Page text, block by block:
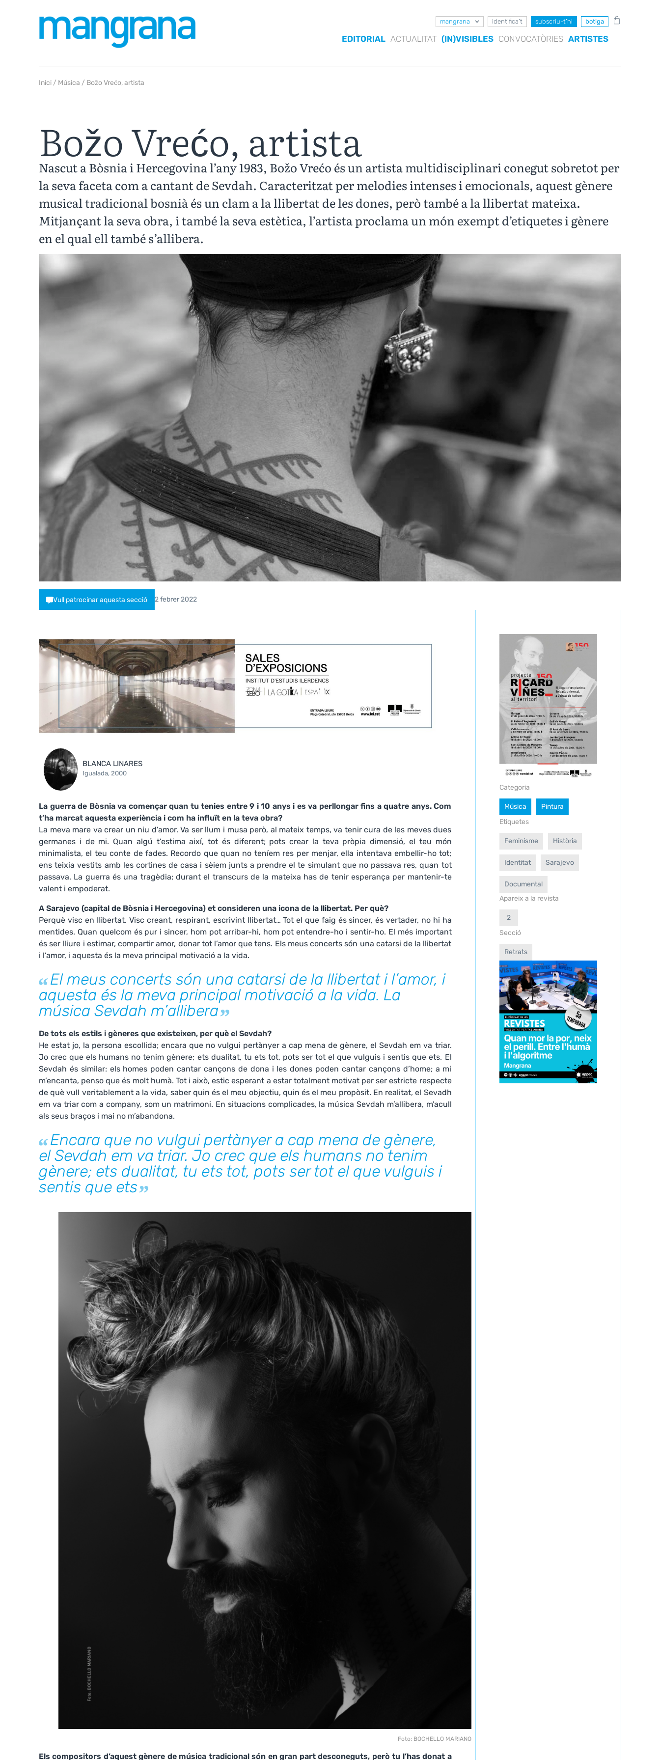
mangrana identifica’t subscriu-t’hi botiga
EDITORIAL ACTUALITAT (IN)VISIBLES CONVOCATÒRIES ARTISTES
Inici / Música / Božo Vrećo, artista
Božo Vrećo, artista
Nascut a Bòsnia i Hercegovina l’any 1983, Božo Vrećo és un artista multidisciplinari conegut sobretot per
la seva faceta com a cantant de Sevdah. Caracteritzat per melodies intenses i emocionals, aquest gènere
musical tradicional bosnià és un clam a la llibertat de les dones, però també a la llibertat mateixa.
Mitjançant la seva obra, i també la seva estètica, l’artista proclama un món exempt d’etiquetes i gènere
en el qual ell també s’allibera.
Vull patrocinar aquesta secció 2 febrer 2022
BLANCA LINARES
Igualada, 2000
La guerra de Bòsnia va començar quan tu tenies entre 9 i 10 anys i es va perllongar fins a quatre anys. Com
t’ha marcat aquesta experiència i com ha influït en la teva obra?
La meva mare va crear un niu d’amor. Va ser llum i musa però, al mateix temps, va tenir cura de les meves dues
germanes i de mi. Quan algú t’estima així, tot és diferent; pots crear la teva pròpia dimensió, el teu món
minimalista, el teu conte de fades. Recordo que quan no teníem res per menjar, ella intentava embellir-ho tot;
ens teixia vestits amb les cortines de casa i sèiem junts a prendre el te simulant que no passava res, quan tot
passava. La guerra és una tragèdia; durant el transcurs de la mateixa has de tenir esperança per mantenir-te
valent i empoderat.
A Sarajevo (capital de Bòsnia i Hercegovina) et consideren una icona de la llibertat. Per què?
Perquè visc en llibertat. Visc creant, respirant, escrivint llibertat… Tot el que faig és sincer, és vertader, no hi ha
mentides. Quan quelcom és pur i sincer, hom pot arribar-hi, hom pot entendre-ho i sentir-ho. El més important
és ser lliure i estimar, compartir amor, donar tot l’amor que tens. Els meus concerts són una catarsi de la llibertat
i l’amor, i aquesta és la meva principal motivació a la vida.
El meus concerts són una catarsi de la llibertat i l’amor, i
aquesta és la meva principal motivació a la vida. La
música Sevdah m’allibera
De tots els estils i gèneres que existeixen, per què el Sevdah?
He estat jo, la persona escollida; encara que no vulgui pertànyer a cap mena de gènere, el Sevdah em va triar.
Jo crec que els humans no tenim gènere; ets dualitat, tu ets tot, pots ser tot el que vulguis i sentis que ets. El
Sevdah és similar: els homes poden cantar cançons de dona i les dones poden cantar cançons d’home; a mi
m’encanta, penso que és molt humà. Tot i això, estic esperant a estar totalment motivat per ser estricte respecte
de què vull veritablement a la vida, saber quin és el meu objectiu, quin és el meu propòsit. En realitat, el Sevadh
em va triar com a company, som un matrimoni. En situacions complicades, la música Sevdah m’allibera, m’acull
als seus braços i mai no m’abandona.
Encara que no vulgui pertànyer a cap mena de gènere,
el Sevdah em va triar. Jo crec que els humans no tenim
gènere; ets dualitat, tu ets tot, pots ser tot el que vulguis i
sentis que ets
Foto: BOCHELLO MARIANO
Els compositors d’aquest gènere de música tradicional són en gran part desconeguts, però tu l’has donat a
Categoria
Música
Pintura
Etiquetes
Feminisme Història
Identitat Sarajevo
Documental
Apareix a la revista
2
Secció
Retrats